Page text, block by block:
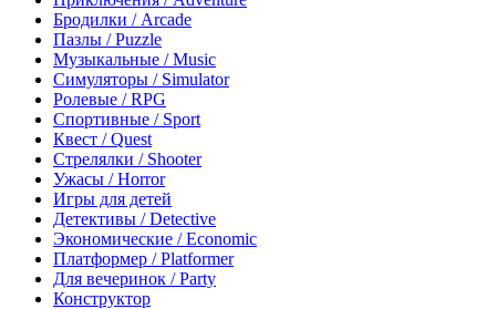
Бродилки / Arcade
Пазлы / Puzzle
Музыкальные / Music
Симуляторы / Simulator
Ролевые / RPG
Спортивные / Sport
Квест / Quest
Стрелялки / Shooter
Ужасы / Horror
Игры для детей
Детективы / Detective
Экономические / Economic
Платформер / Platformer
Для вечеринок / Party
Конструктор